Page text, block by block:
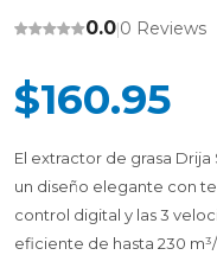
0.0|0 Reviews
$160.95
El extractor de grasa
un diseño elegante con
control digital y las 3
eficiente de hasta 230